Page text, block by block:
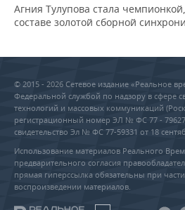
Агния Тулупова стала
составе золотой сборной
© 2015 - 2026 Сетевое издание «Реальное
Федеральной службой по надзору в сфере
технологий и массовых коммуникаций
регистрационный номер ЭЛ № ФС 77 - 79627
свидетельство Эл № ФС 77-59331 от 18
Использование материалов Реального
предварительного согласия
прямая гиперссылка обязательны при
воспроизведении материалов.